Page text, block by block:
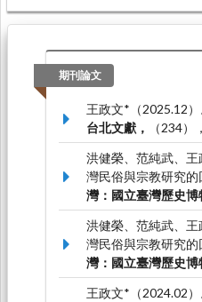
期刊論文
王政文*（2025.12）
台北文獻，
（234）
洪健榮、范純武、
灣民俗與宗教研究的
灣：國立臺灣歷史博
洪健榮、范純武、
灣民俗與宗教研究的
灣：國立臺灣歷史博
王政文*（2024.02